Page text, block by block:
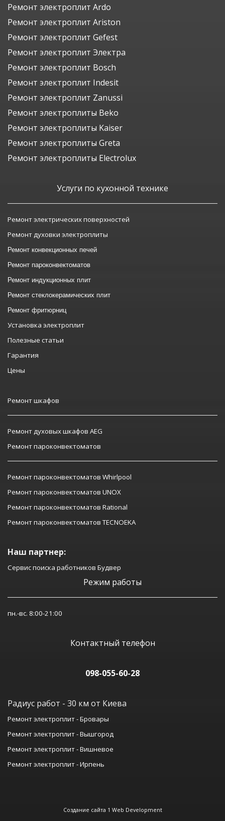
Ремонт электроплит Ardo
Ремонт электроплит Ariston
Ремонт электроплит Gefest
Ремонт электроплит Электра
Ремонт электроплит Bosch
Ремонт электроплит Indesit
Ремонт электроплит Zanussi
Ремонт электроплиты Beko
Ремонт электроплиты Kaiser
Ремонт электроплиты Greta
Ремонт электроплиты Electrolux
Услуги по кухонной технике
Ремонт электрических поверхностей
Ремонт духовки электроплиты
Ремонт конвекционных печей
Ремонт пароконвектоматов
Ремонт индукционных плит
Ремонт стеклокерамических плит
Ремонт фритюрниц
Установка электроплит
Полезные статьи
Гарантия
Цены
Ремонт шкафов
Ремонт духовых шкафов AEG
Ремонт пароконвектоматов
Ремонт пароконвектоматов Whirlpool
Ремонт пароконвектоматов UNOX
Ремонт пароконвектоматов Rational
Ремонт пароконвектоматов TECNOEKA
Наш партнер:
Сервис поиска работников Будвер
Режим работы
пн.-вс. 8:00-21:00
Контактный телефон
098-055-60-28
Радиус работ - 30 км от Киева
Ремонт электроплит - Бровары
Ремонт электроплит - Вышгород
Ремонт электроплит - Вишневое
Ремонт электроплит - Ирпень
Создание сайта 1 Web Development